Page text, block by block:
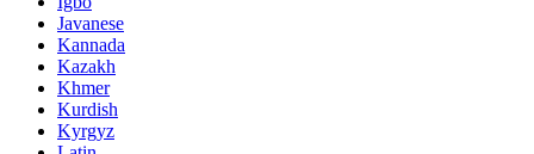
Javanese
Kannada
Kazakh
Khmer
Kurdish
Kyrgyz